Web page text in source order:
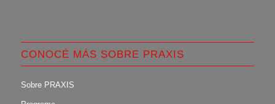
CONOCÉ MÁS SOBRE PRAXIS
Sobre PRAXIS